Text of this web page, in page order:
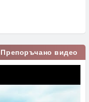
Препоръчано видео